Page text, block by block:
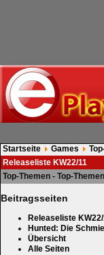
Startseite Games
Releaseliste KW22/11
Top-Themen - Top-Themen
Beitragsseiten
Releaseliste
Hunted: Die
Übersicht
Alle Seiten